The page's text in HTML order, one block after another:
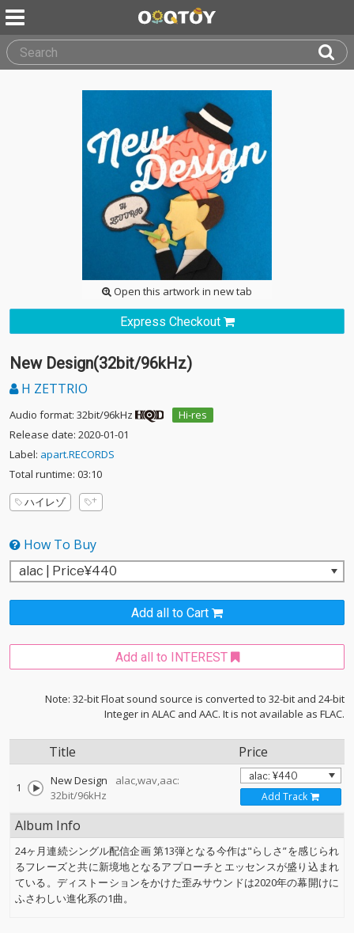
Open this artwork in new tab
Express Checkout
New Design(32bit/96kHz)
H ZETTRIO
Audio format: 32bit/96kHz
Hi-res
Release date: 2020-01-01
Label: apart.RECORDS
Total runtime: 03:10
ハイレゾ
How To Buy
Add all to Cart
Add all to INTEREST
Note: 32-bit Float sound source is converted to 32-bit and 24-bit
Integer in ALAC and AAC. It is not available as FLAC.
Title Price
1 New Design
alac,wav,aac:
32bit/96kHz
Add Track
Album Info
24ヶ月連続シングル配信企画 第13弾となる今作は"らしさ”を感じられ
るフレーズと共に新境地となるアプローチとエッセンスが盛り込まれ
ている。ディストーションをかけた歪みサウンドは2020年の幕開けに
ふさわしい進化系の1曲。